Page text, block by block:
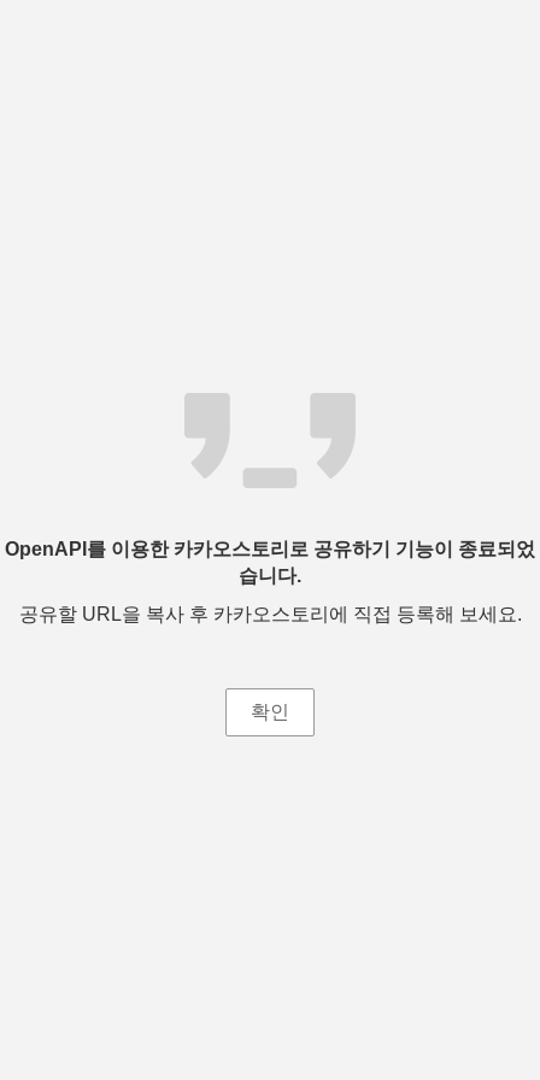
OpenAPI를 이용한 카카오스토리로 공유하기 기능이 종료되었
습니다.
공유할 URL을 복사 후 카카오스토리에 직접 등록해 보세요.
확인